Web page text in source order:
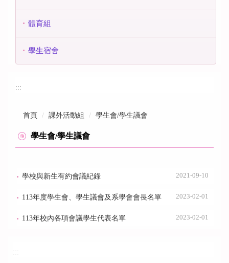
體育組
學生宿舍
:::
首頁 課外活動組 學生會/學生議會
學生會/學生議會
學校與新生有約會議紀錄 2021-09-10
113年度學生會、學生議會及系學會會長名單 2023-02-01
113年校內各項會議學生代表名單 2023-02-01
:::